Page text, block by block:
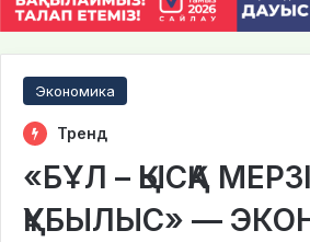
Экономика
Тренд
«БҰЛ – ҚЫСҚА
ҚҰБЫЛЫС» —